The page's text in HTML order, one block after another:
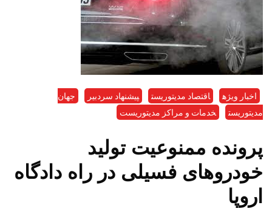
اخبار ویژه اقتصاد مدیتوریست پیشنهاد سردبیر
جهان
مدیتوریست
خدمات و مراکز مدیتوریست
پرونده ممنوعیت تولید
خودرو‌های فسیلی در راه دادگاه
اروپا